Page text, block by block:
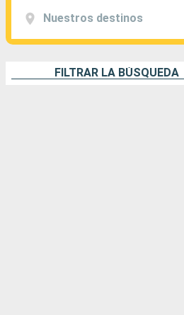
Nuestros destinos
FILTRAR LA BÚSQUEDA